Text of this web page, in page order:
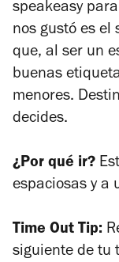
speakeasypara
nos gustó es el
que, al ser un
buenas
menores.
decides.
¿Por qué ir?
espaciosas y a
Time Out Tip:
siguiente de tu